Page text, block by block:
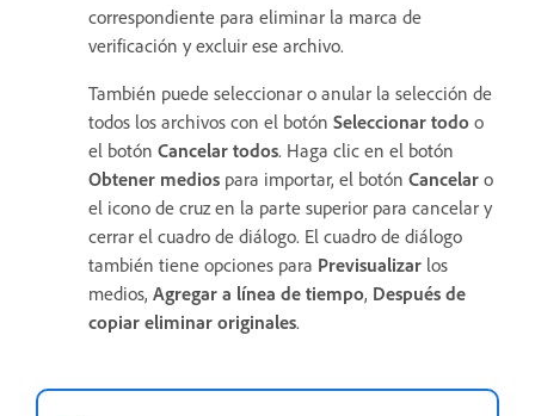
correspondiente para eliminar la marca de
verificación y excluir ese archivo.
También puede seleccionar o anular la selección de
todos los archivos con el botón Seleccionar todo o
el botón Cancelar todos. Haga clic en el botón
Obtener medios para importar, el botón Cancelar o
el icono de cruz en la parte superior para cancelar y
cerrar el cuadro de diálogo. El cuadro de diálogo
también tiene opciones para Previsualizar los
medios, Agregar a línea de tiempo, Después de
copiar eliminar originales.